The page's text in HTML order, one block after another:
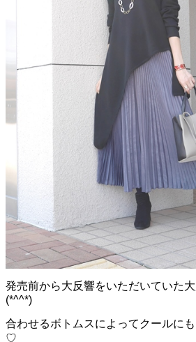
発売前から大反響をいただいていた
(*^^*)
合わせるボトムスによってクールに
♡